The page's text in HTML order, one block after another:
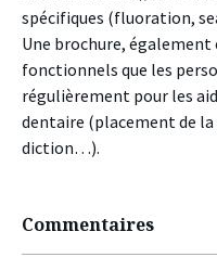
spécifiques (fluoration,
Une brochure, également
fonctionnels que les
régulièrement pour les
dentaire (placement de
diction…).
Commentaires